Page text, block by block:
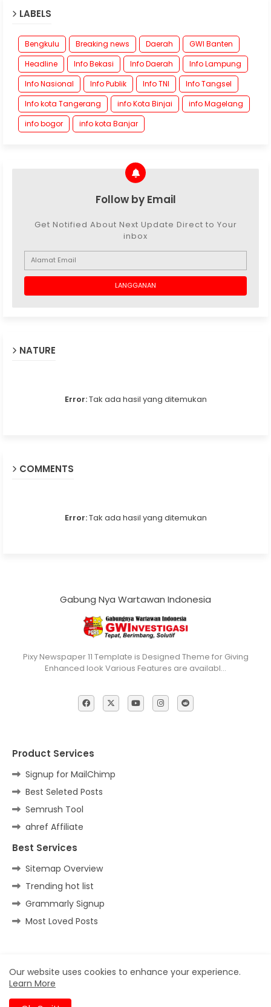
LABELS
Bengkulu Breaking news Daerah
GWI Banten
Headline
Info Bekasi Info Daerah
Info Lampung
Info Nasional
Info Publik Info TNI
Info Tangsel
Info kota Tangerang
info Kota Binjai
info Magelang
info bogor
info kota Banjar
Follow by Email
Get Notified About Next Update Direct to Your
inbox
NATURE
Error:Tak ada hasil yang ditemukan
COMMENTS
Error:Tak ada hasil yang ditemukan
Gabung Nya Wartawan Indonesia
Pixy Newspaper 11 Template is Designed Theme for Giving
Enhanced look Various Features are availabl…
Product Services
Signup for MailChimp
Best Seleted Posts
Semrush Tool
ahref Affiliate
Best Services
Sitemap Overview
Trending hot list
Grammarly Signup
Most Loved Posts
Home Contact us Privacy Policy
Our website uses cookies to enhance your experience.
Learn More